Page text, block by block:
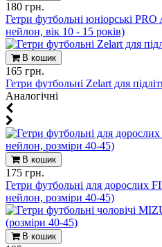
180 грн.
Гетри футбольні юніорські
нейлон, вік 10 - 15 років)
В кошик
165 грн.
Гетри футбольні Zelart для
Aналогічні
В кошик
175 грн.
Гетри футбольні для дорослих
нейлон, розміри 40-45)
В кошик